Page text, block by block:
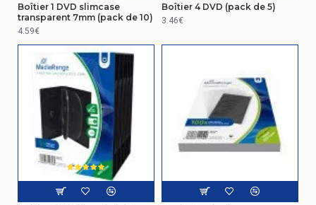
Boîtier 1 DVD slimcase
transparent 7mm (pack de 10)
4.59€
Boîtier 4 DVD (pack de 5)
3.46€